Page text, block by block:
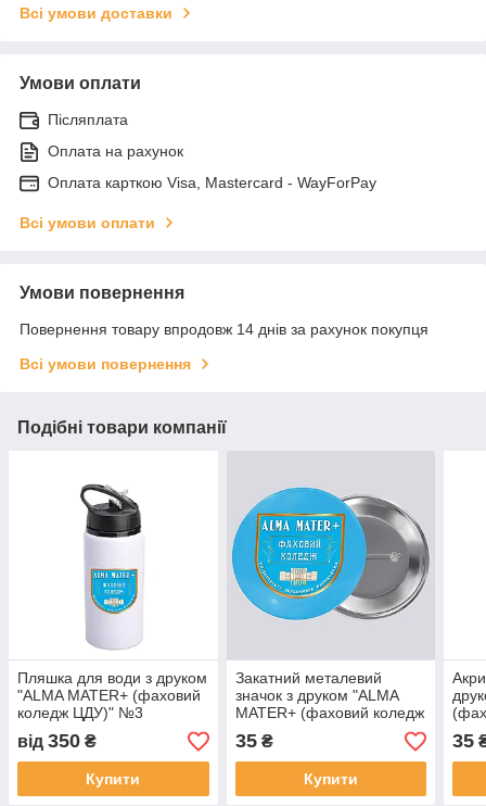
Всі умови доставки
Умови оплати
Післяплата
Оплата на рахунок
Оплата карткою Visa, Mastercard - WayForPay
Всі умови оплати
Умови повернення
Повернення товару впродовж 14 днів за рахунок покупця
Всі умови повернення
Подібні товари компанії
Пляшка для води з друком
"ALMA MATER+ (фаховий
коледж ЦДУ)" №3
(cusu1366)
від 350 ₴
Купити
Закатний металевий
значок з друком "ALMA
MATER+ (фаховий коледж
ЦДУ)" №2 (cusu1341)
35₴
Купити
№2
35